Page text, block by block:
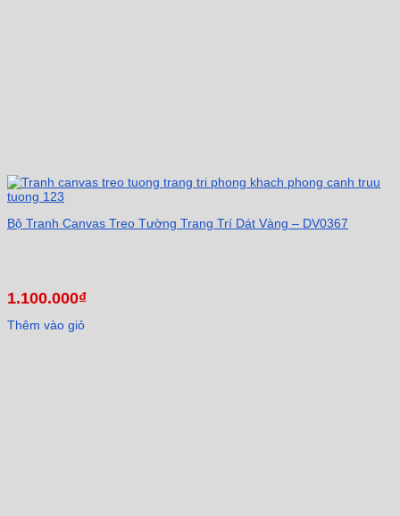
Bộ Tranh Canvas Treo Tường Trang Trí Dát Vàng – DV0367
1.100.000₫
Thêm vào giỏ